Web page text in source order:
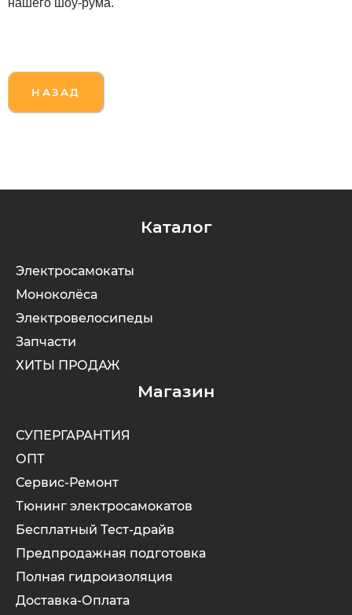
нашего шоу-рума.
НАЗАД
Каталог
Электросамокаты
Моноколёса
Электровелосипеды
Запчасти
ХИТЫ ПРОДАЖ
Магазин
СУПЕРГАРАНТИЯ
ОПТ
Сервис-Ремонт
Тюнинг электросамокатов
Бесплатный Тест-драйв
Предпродажная подготовка
Полная гидроизоляция
Доставка-Оплата